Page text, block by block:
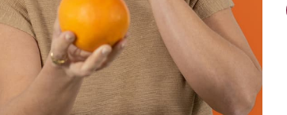
Dietista Destacada del 2020 y Líder en